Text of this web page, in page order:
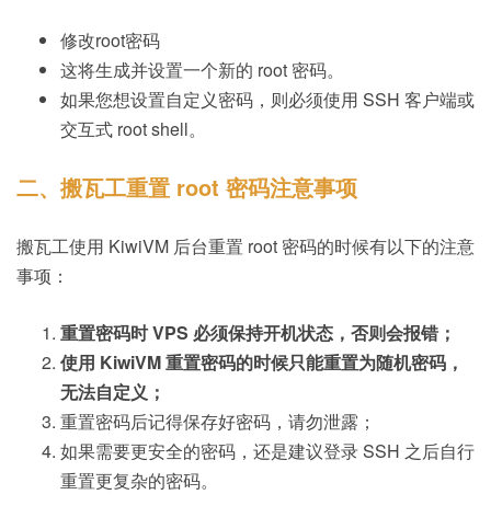
修改root密码
这将生成并设置一个新的 root 密码。
如果您想设置自定义密码，则必须使用 SSH 客户端或
交互式 root shell。
二、搬瓦工重置 root 密码注意事项
搬瓦工使用 KiwiVM 后台重置 root 密码的时候有以下的注意
事项：
重置密码时 VPS 必须保持开机状态，否则会报错；
使用 KiwiVM 重置密码的时候只能重置为随机密码，
无法自定义；
重置密码后记得保存好密码，请勿泄露；
如果需要更安全的密码，还是建议登录 SSH 之后自行
重置更复杂的密码。